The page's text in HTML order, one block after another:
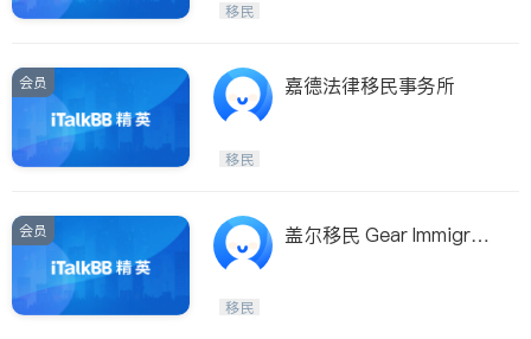
Oshawa
Niagara Falls
Pickering
Concord
Port Perry
移民
会员 嘉德法律移民事务所
移民
会员
盖尔移民 Gear Immigrati
移民